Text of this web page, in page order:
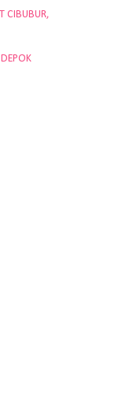
CIBUBUR